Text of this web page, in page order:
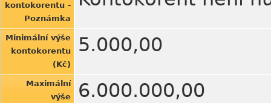
kontokorentu -
Poznámka
Minimální výše
kontokorentu
(Kč)
5.000,00
Maximální
výše
6.000.000,00